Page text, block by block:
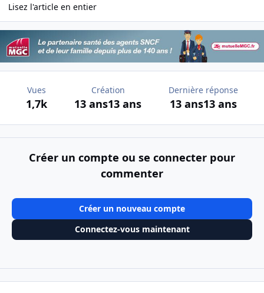
Lisez l'article en entier
Vues
1,7k
Création
13 ans13 ans
Dernière réponse
13 ans13 ans
Créer un compte ou se connecter pour
commenter
Créer un nouveau compte
Connectez-vous maintenant